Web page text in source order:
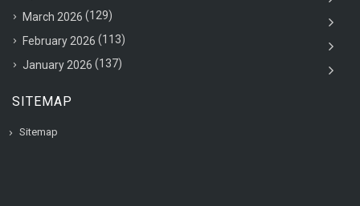
March 2026 (129)
February 2026 (113)
January 2026 (137)
SITEMAP
Sitemap